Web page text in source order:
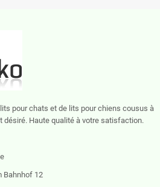
pour chats et de lits pour chiens cousus à
désiré. Haute qualité à votre satisfaction.
Bahnhof 12